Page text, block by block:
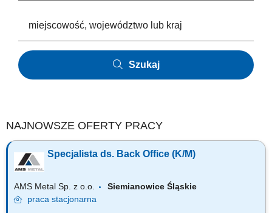
Szukaj
NAJNOWSZE OFERTY PRACY
Specjalista ds. Back Office (K/M)
AMS Metal Sp. z o.o.
Siemianowice Śląskie
praca stacjonarna